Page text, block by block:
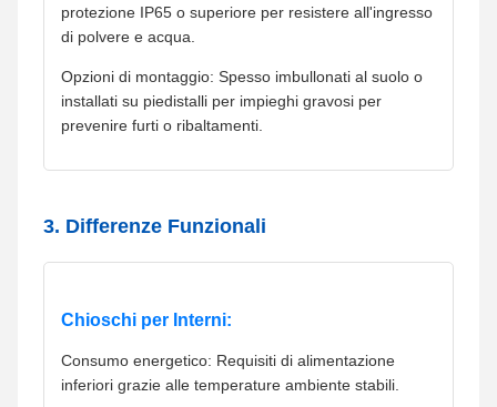
protezione IP65 o superiore per resistere all'ingresso
di polvere e acqua.
Opzioni di montaggio: Spesso imbullonati al suolo o
installati su piedistalli per impieghi gravosi per
prevenire furti o ribaltamenti.
3. Differenze Funzionali
Chioschi per Interni:
Consumo energetico: Requisiti di alimentazione
inferiori grazie alle temperature ambiente stabili.